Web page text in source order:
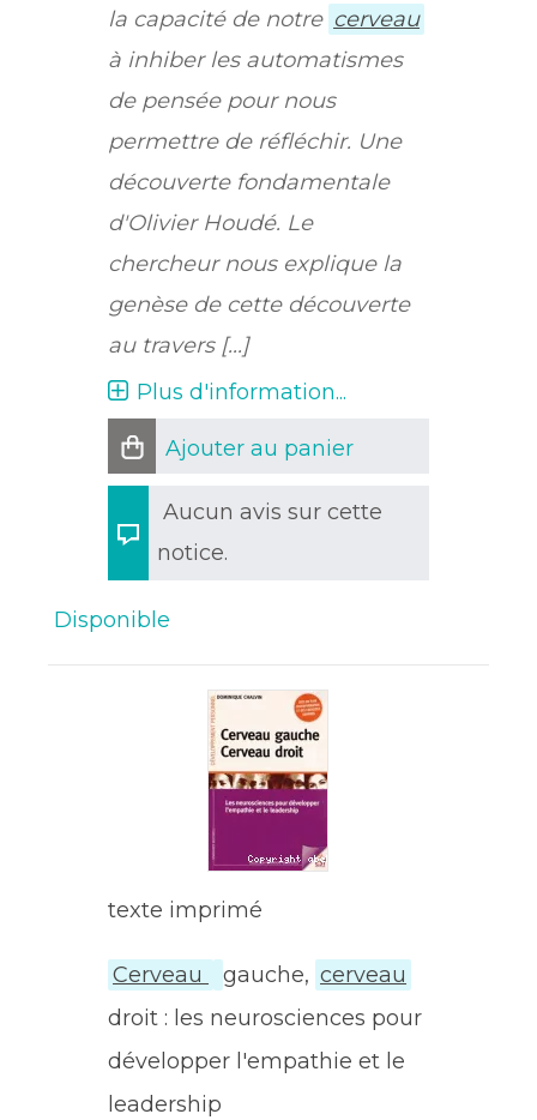
la capacité de notre cerveau
à inhiber les automatismes
de pensée pour nous
permettre de réfléchir. Une
découverte fondamentale
d'Olivier Houdé. Le
chercheur nous explique la
genèse de cette découverte
au travers [...]
Plus d'information...
Ajouter au panier
Aucun avis sur cette
notice.
Disponible
texte imprimé
Cerveau gauche, cerveau
droit : les neurosciences pour
développer l'empathie et le
leadership